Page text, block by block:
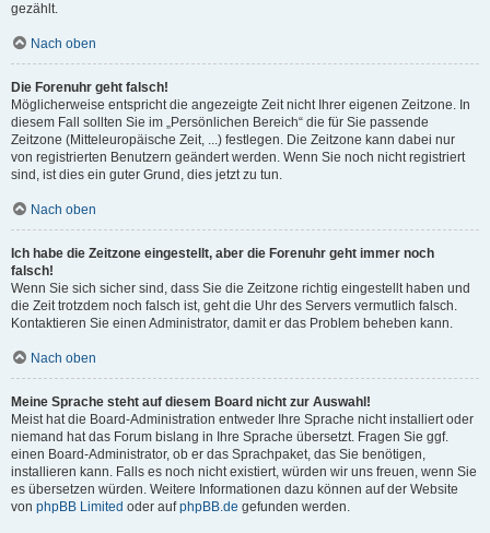
gezählt.
Nach oben
Die Forenuhr geht falsch!
Möglicherweise entspricht die angezeigte Zeit nicht Ihrer eigenen Zeitzone. In
diesem Fall sollten Sie im „Persönlichen Bereich“ die für Sie passende
Zeitzone (Mitteleuropäische Zeit, ...) festlegen. Die Zeitzone kann dabei nur
von registrierten Benutzern geändert werden. Wenn Sie noch nicht registriert
sind, ist dies ein guter Grund, dies jetzt zu tun.
Nach oben
Ich habe die Zeitzone eingestellt, aber die Forenuhr geht immer noch
falsch!
Wenn Sie sich sicher sind, dass Sie die Zeitzone richtig eingestellt haben und
die Zeit trotzdem noch falsch ist, geht die Uhr des Servers vermutlich falsch.
Kontaktieren Sie einen Administrator, damit er das Problem beheben kann.
Nach oben
Meine Sprache steht auf diesem Board nicht zur Auswahl!
Meist hat die Board-Administration entweder Ihre Sprache nicht installiert oder
niemand hat das Forum bislang in Ihre Sprache übersetzt. Fragen Sie ggf.
einen Board-Administrator, ob er das Sprachpaket, das Sie benötigen,
installieren kann. Falls es noch nicht existiert, würden wir uns freuen, wenn Sie
es übersetzen würden. Weitere Informationen dazu können auf der Website
von phpBB Limited oder aufphpBB.de gefunden werden.